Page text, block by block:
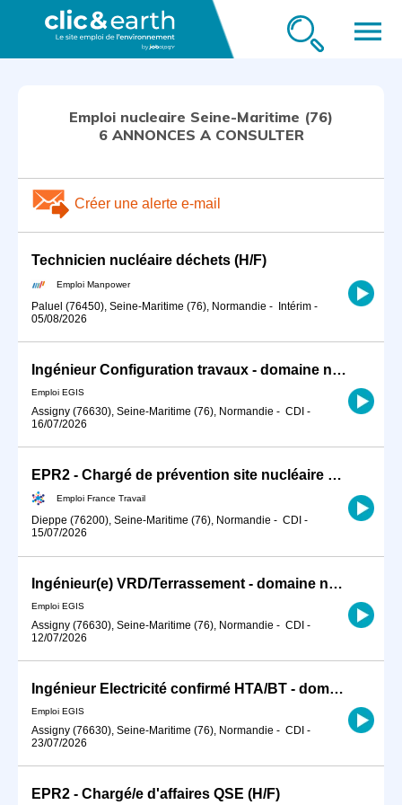
menu
Emploi nucleaire Seine-Maritime (76)
6 ANNONCES A CONSULTER
Créer une alerte e-mail
Technicien nucléaire déchets (H/F)
Emploi Manpower
Paluel (76450), Seine-Maritime (76), Normandie - Intérim -
05/08/2026
Ingénieur Configuration travaux - domaine nucléaire H/F
Emploi EGIS
Assigny (76630), Seine-Maritime (76), Normandie - CDI -
16/07/2026
EPR2 - Chargé de prévention site nucléaire F/H
Emploi France Travail
Dieppe (76200), Seine-Maritime (76), Normandie - CDI -
15/07/2026
Ingénieur(e) VRD/Terrassement - domaine nucléaire H/F
Emploi EGIS
Assigny (76630), Seine-Maritime (76), Normandie - CDI -
12/07/2026
Ingénieur Electricité confirmé HTA/BT - domaine nucléaire H/F
Emploi EGIS
Assigny (76630), Seine-Maritime (76), Normandie - CDI -
23/07/2026
EPR2 - Chargé/e d'affaires QSE (H/F)